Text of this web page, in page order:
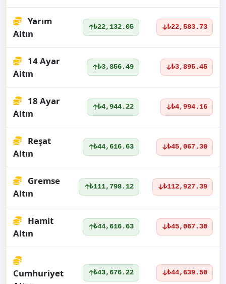
Yarım
Altın
₺22,132.05 ₺22,583.73
14 Ayar
Altın
₺3,856.49 ₺3,895.45
18 Ayar
Altın
₺4,944.22 ₺4,994.16
Reşat
Altın
₺44,616.63 ₺45,067.30
Gremse
Altın
₺111,798.12 ₺112,927.39
Hamit
Altın
₺44,616.63 ₺45,067.30
Cumhuriyet
₺43,676.22 ₺44,639.50